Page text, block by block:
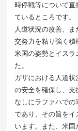
時停戦等について直
ているところです。
人道状況の改善、
交努力を粘り強く積
米国の姿勢とイスラ
た。
ガザにおける人道
の安全を確保し、
なしにラファハでの
であり、その旨を
います。また、米